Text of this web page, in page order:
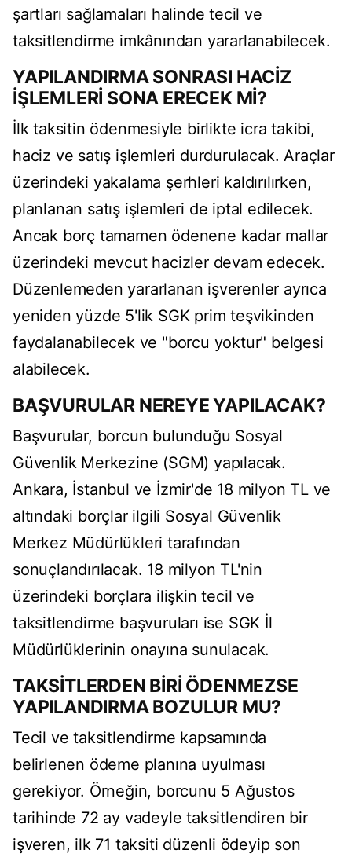
şartları sağlamaları halinde tecil ve
taksitlendirme imkânından yararlanabilecek.
YAPILANDIRMA SONRASI HACİZ
İŞLEMLERİ SONA ERECEK Mİ?
İlk taksitin ödenmesiyle birlikte icra takibi,
haciz ve satış işlemleri durdurulacak. Araçlar
üzerindeki yakalama şerhleri kaldırılırken,
planlanan satış işlemleri de iptal edilecek.
Ancak borç tamamen ödenene kadar mallar
üzerindeki mevcut hacizler devam edecek.
Düzenlemeden yararlanan işverenler ayrıca
yeniden yüzde 5'lik SGK prim teşvikinden
faydalanabilecek ve "borcu yoktur" belgesi
alabilecek.
BAŞVURULAR NEREYE YAPILACAK?
Başvurular, borcun bulunduğu Sosyal
Güvenlik Merkezine (SGM) yapılacak.
Ankara, İstanbul ve İzmir'de 18 milyon TL ve
altındaki borçlar ilgili Sosyal Güvenlik
Merkez Müdürlükleri tarafından
sonuçlandırılacak. 18 milyon TL'nin
üzerindeki borçlara ilişkin tecil ve
taksitlendirme başvuruları ise SGK İl
Müdürlüklerinin onayına sunulacak.
TAKSİTLERDEN BİRİ ÖDENMEZSE
YAPILANDIRMA BOZULUR MU?
Tecil ve taksitlendirme kapsamında
belirlenen ödeme planına uyulması
gerekiyor. Örneğin, borcunu 5 Ağustos
tarihinde 72 ay vadeyle taksitlendiren bir
işveren, ilk 71 taksiti düzenli ödeyip son